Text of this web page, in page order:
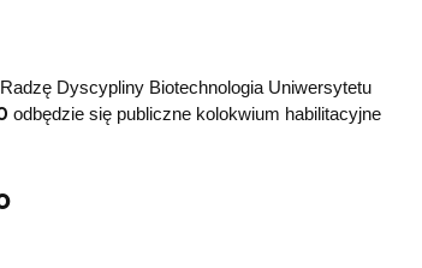
Dyscypliny Biotechnologia Uniwersytetu
odbędzie się publiczne kolokwium habilitacyjne